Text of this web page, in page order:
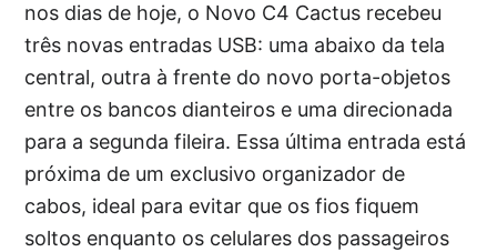
nos dias de hoje, o Novo C4 Cactus recebeu
três novas entradas USB: uma abaixo da tela
central, outra à frente do novo porta-objetos
entre os bancos dianteiros e uma direcionada
para a segunda fileira. Essa última entrada está
próxima de um exclusivo organizador de
cabos, ideal para evitar que os fios fiquem
soltos enquanto os celulares dos passageiros